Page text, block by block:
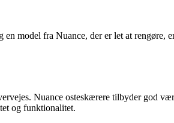
model fra Nuance, der er let at rengøre,
Nuance osteskærere tilbyder god
og funktionalitet.